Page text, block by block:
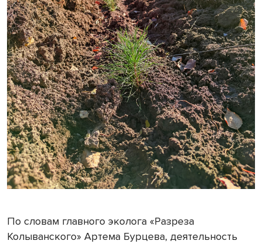
По словам главного эколога «Разреза
Колыванского» Артема Бурцева, деятельность